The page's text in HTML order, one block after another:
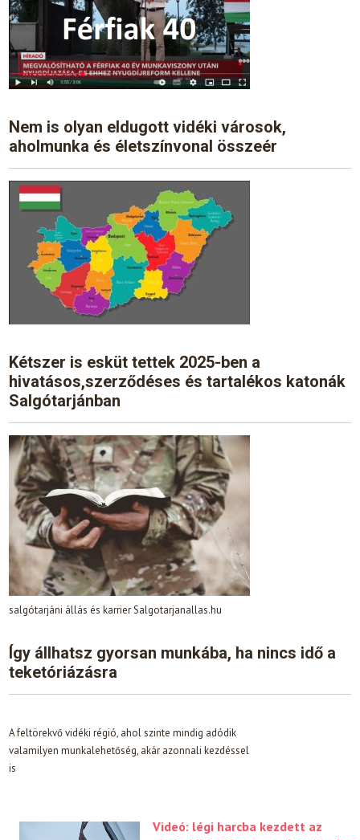
Nem is olyan eldugott vidéki városok,
aholmunka és életszínvonal összeér
Kétszer is esküt tettek 2025-ben a
hivatásos,szerződéses és tartalékos katonák
Salgótarjánban
salgótarjáni állás és karrier Salgotarjanallas.hu
Így állhatsz gyorsan munkába, ha nincs idő a
teketóriázásra
A feltörekvő vidéki régió, ahol szinte mindig adódik
valamilyen munkalehetőség, akár azonnali kezdéssel
is
Videó: légi harcba kezdett az